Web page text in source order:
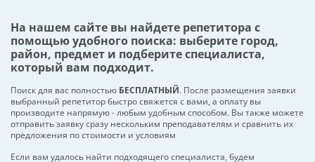
На нашем сайте вы найдете репетитора с
помощью удобного поиска: выберите город,
район, предмет и подберите специалиста,
который вам подходит.
Поиск для вас полностью БЕСПЛАТНЫЙ. После размещения заявки
выбранный репетитор быстро свяжется с вами, а оплату вы
производите напрямую - любым удобным способом. Вы также можете
отправить заявку сразу нескольким преподавателям и сравнить их
предложения по стоимости и условиям
Если вам удалось найти подходящего специалиста, будем